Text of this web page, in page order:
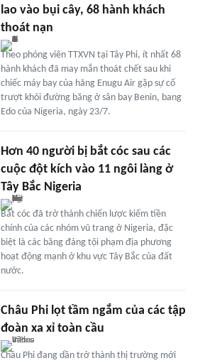
lao vào bụi cây, 68 hành khách
thoát nạn
Theo phóng viên TTXVN tại Tây Phi, ít nhất 68
hành khách đã may mắn thoát chết sau khi
chiếc máy bay của hãng Enugu Air gặp sự cố
trượt khỏi đường băng ở sân bay Benin, bang
Edo của Nigeria, ngày 23/7.
Hơn 40 người bị bắt cóc sau các
cuộc đột kích vào 11 ngôi làng ở
Tây Bắc Nigeria
Bắt cóc đã trở thành chiến lược kiếm tiền
chính của các nhóm vũ trang ở Nigeria, đặc
biệt là các băng đảng tội phạm địa phương
hoạt động mạnh ở khu vực Tây Bắc của đất
nước.
Châu Phi lọt tầm ngắm của các tập
đoàn xa xỉ toàn cầu
Châu Phi đang dần trở thành thị trường mới